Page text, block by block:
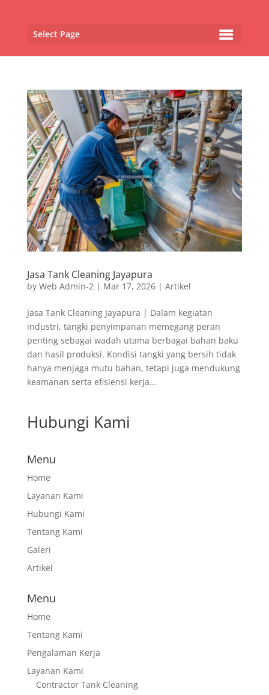
Select Page
Jasa Tank Cleaning Jayapura
by Web Admin-2 | Mar 17, 2026| Artikel
Jasa Tank Cleaning Jayapura | Dalam kegiatan
industri, tangki penyimpanan memegang peran
penting sebagai wadah utama berbagai bahan baku
dan hasil produksi. Kondisi tangki yang bersih tidak
hanya menjaga mutu bahan, tetapi juga mendukung
keamanan serta efisiensi kerja...
Hubungi Kami
Menu
Home
Layanan Kami
Hubungi Kami
Tentang Kami
Galeri
Artikel
Menu
Home
Tentang Kami
Pengalaman Kerja
Layanan Kami
Contractor Tank Cleaning